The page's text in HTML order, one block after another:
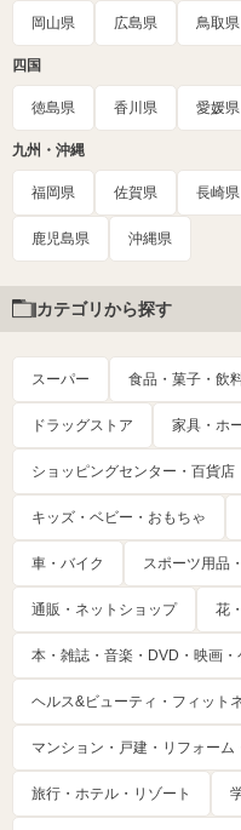
岡山県 広島県 鳥取県
四国
徳島県 香川県 愛媛県
九州・沖縄
福岡県 佐賀県 長崎県
鹿児島県 沖縄県
カテゴリから探す
スーパー 食品・菓子・飲
ドラッグストア 家具・ホ
ショッピングセンター・百貨店
キッズ・ベビー・おもちゃ
車・バイク スポーツ用品
通販・ネットショップ 花
本・雑誌・音楽・DVD・映画・
ヘルス&ビューティ・フィット
マンション・戸建・リフォーム
旅行・ホテル・リゾート